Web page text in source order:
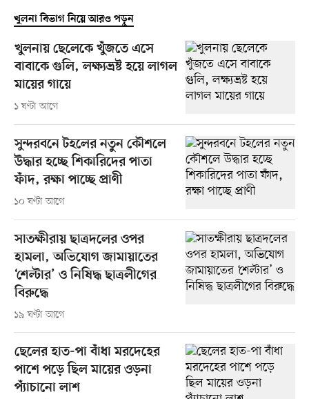
খুলনা বিভাগ নিয়ে আরও পড়ুন
খুলনায় ছেলেকে খুঁজতে এসে
বাবাকে গুলি, লক্ষ্যভ্রষ্ট হয়ে লাগল
মায়ের গায়ে
১ ঘণ্টা আগে
সুন্দরবনে টহলের নতুন কৌশলে
উদ্ধার হচ্ছে শিকারিদের পাতা
ফাঁদ, রক্ষা পাচ্ছে প্রাণী
১০ ঘণ্টা আগে
সাতক্ষীরায় ছাত্রদলের ওপর
হামলা, অভিযোগ জামায়াতের
‘শেল্টার’ ও নিষিদ্ধ ছাত্রলীগের
বিরুদ্ধে
১৯ ঘণ্টা আগে
ছেলের হাত-পা বাঁধা মরদেহের
পাশে পড়ে ছিল মায়ের ওড়না
প্যাঁচানো লাশ